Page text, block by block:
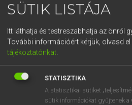
KERESÉS
Európai uniós
SÜTIK LISTÁJA
Itt láthatja és testreszabhatja az önről
További információért kérjük, olvasd el
tájékoztatónkat.
STATISZTIKA
A statisztikai sütiket
sütik információkat gyűjtenek
GR
t z u i
g h j k l é
n m , .